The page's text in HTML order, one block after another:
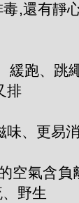
,還有靜
緩跑、跳
排
、更易消
空氣含
野生